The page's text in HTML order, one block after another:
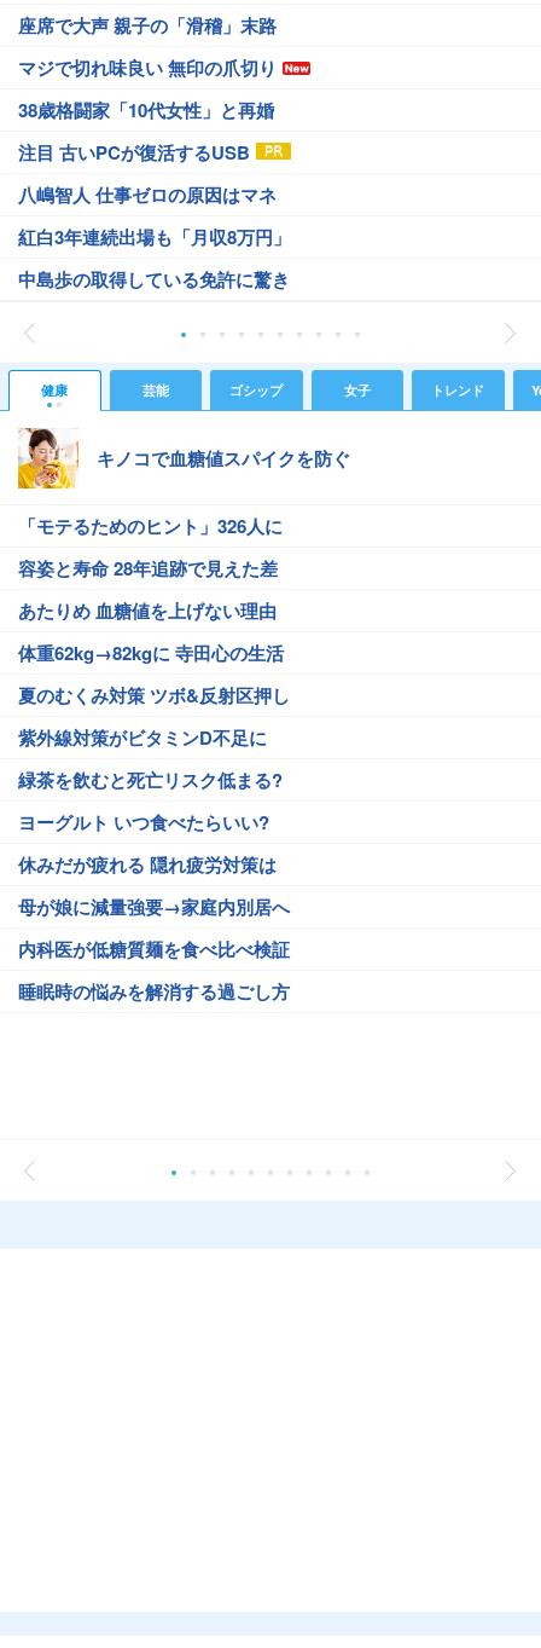
座席で大声 親子の「滑稽」末路
マジで切れ味良い 無印の爪切り
38歳格闘家「10代女性」と再婚
注目 古いPCが復活するUSB
八嶋智人 仕事ゼロの原因はマネ
紅白3年連続出場も「月収8万円」
中島歩の取得している免許に驚き
健康 芸能 ゴシップ 女子 トレンド
キノコで血糖値スパイクを防ぐ
「モテるためのヒント」326人に
容姿と寿命 28年追跡で見えた差
あたりめ 血糖値を上げない理由
体重62kg→82kgに 寺田心の生活
夏のむくみ対策 ツボ&反射区押し
紫外線対策がビタミンD不足に
緑茶を飲むと死亡リスク低まる?
ヨーグルト いつ食べたらいい?
休みだが疲れる 隠れ疲労対策は
母が娘に減量強要→家庭内別居へ
内科医が低糖質麺を食べ比べ検証
睡眠時の悩みを解消する過ごし方